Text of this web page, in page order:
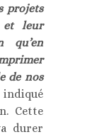
projets
et leur
qu’en
de nos
Cette
durer